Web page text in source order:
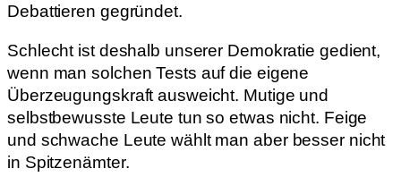
Debattieren gegründet.
Schlecht ist deshalb unserer Demokratie gedient,
wenn man solchen Tests auf die eigene
Überzeugungskraft ausweicht. Mutige und
selbstbewusste Leute tun so etwas nicht. Feige
und schwache Leute wählt man aber besser nicht
in Spitzenämter.